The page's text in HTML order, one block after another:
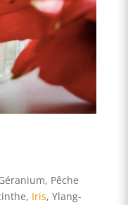
Pêche
Iris, Ylang-